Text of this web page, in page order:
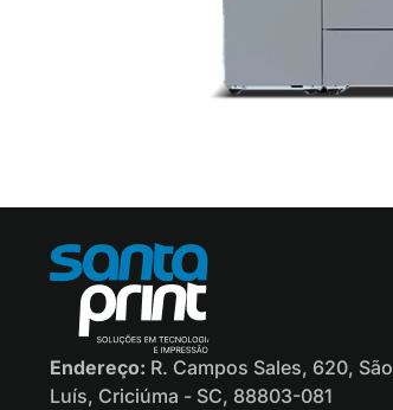
Endereço: R. Campos Sales, 620, São
Luís, Criciúma - SC, 88803-081